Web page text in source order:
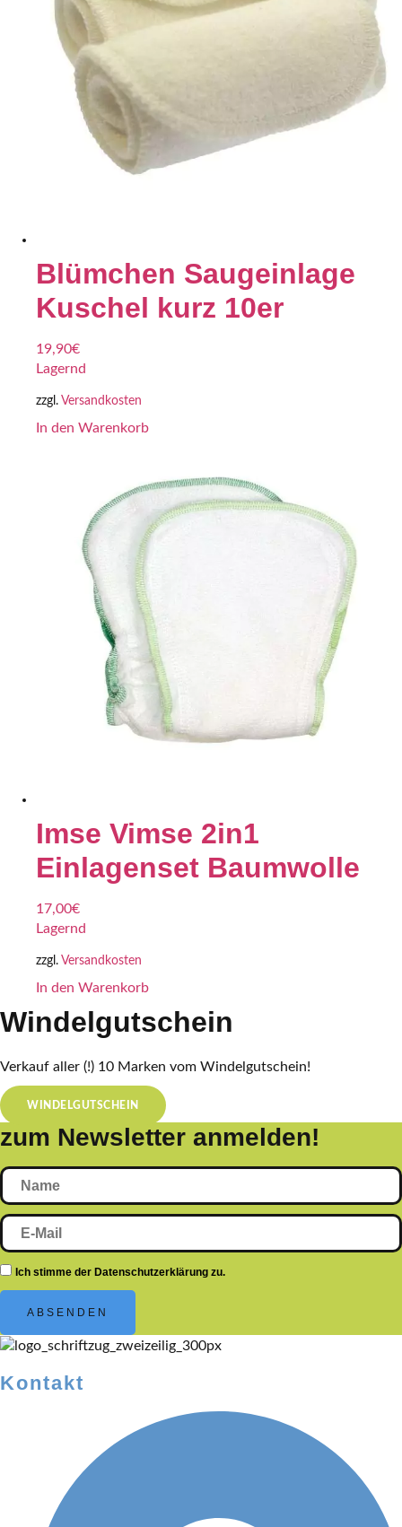
Blümchen Saugeinlage
Kuschel kurz 10er
19,90€
Lagernd
zzgl. Versandkosten
In den Warenkorb
Imse Vimse 2in1
Einlagenset Baumwolle
17,00€
Lagernd
zzgl. Versandkosten
In den Warenkorb
Windelgutschein
Verkauf aller (!) 10 Marken vom Windelgutschein!
WINDELGUTSCHEIN
zum Newsletter anmelden!
Ich stimme der Datenschutzerklärung zu.
ABSENDEN
Kontakt